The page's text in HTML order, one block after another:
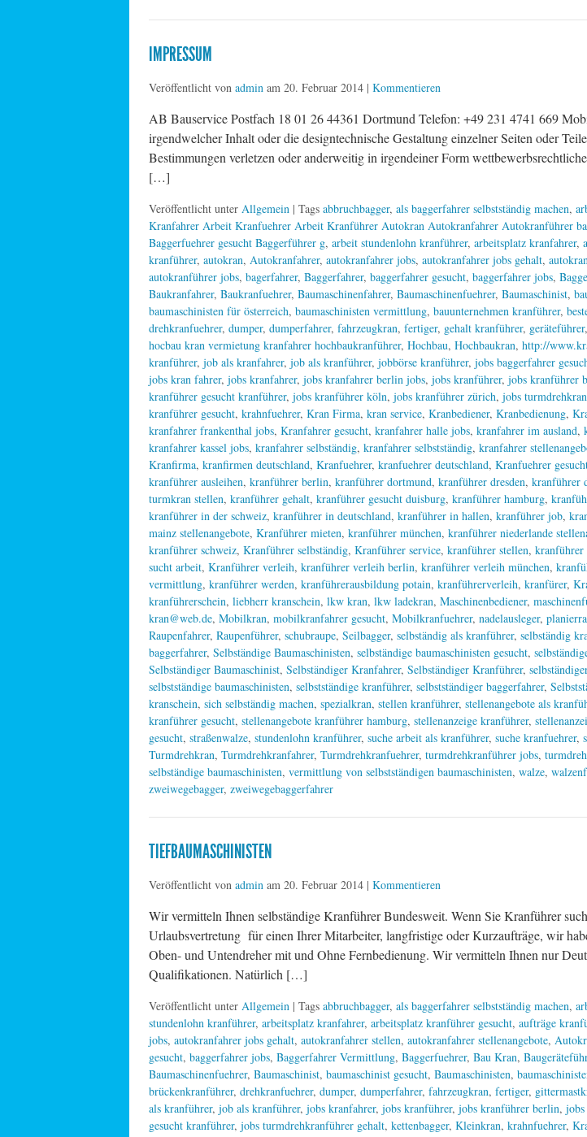
IMPRESSUM
Veröffentlicht von admin am 20. Februar 2014| Kommentieren
AB Bauservice Postfach 18 01 26 44361 Dortmund Telefon: +49 231 4741 669
irgendwelcher Inhalt oder die designtechnische Gestaltung einzelner Seiten oder
Bestimmungen verletzen oder anderweitig in irgendeiner Form
[…]
Veröffentlicht unter Allgemein | Tags abbruchbagger, als baggerfahrer selbstständig machen,
Kranfahrer Arbeit Kranfuehrer Arbeit Kranführer Autokran Autokranfahrer Autokranführer
Baggerfuehrer gesucht Baggerführer g, arbeit stundenlohn kranführer, arbeitsplatz kranfahrer,
kranführer, autokran, Autokranfahrer, autokranfahrer jobs, autokranfahrer jobs gehalt,
autokranführer jobs, bagerfahrer, Baggerfahrer, baggerfahrer gesucht, baggerfahrer jobs,
Baukranfahrer, Baukranfuehrer, Baumaschinenfahrer, Baumaschinenfuehrer, Baumaschinist,
baumaschinisten für österreich, baumaschinisten vermittlung, bauunternehmen kranführer,
drehkranfuehrer, dumper, dumperfahrer, fahrzeugkran, fertiger, gehalt kranführer, geräteführer,
hocbau kran vermietung kranfahrer hochbaukranführer, Hochbau, Hochbaukran, http://
kranführer, job als kranfahrer, job als kranführer, jobbörse kranführer, jobs baggerfahrer
jobs kran fahrer, jobs kranfahrer, jobs kranfahrer berlin jobs, jobs kranführer, jobs kranführer
kranführer gesucht kranführer, jobs kranführer köln, jobs kranführer zürich, jobs
kranführer gesucht, krahnfuehrer, Kran Firma, kran service, Kranbediener, Kranbedienung,
kranfahrer frankenthal jobs, Kranfahrer gesucht, kranfahrer halle jobs, kranfahrer im ausland,
kranfahrer kassel jobs, kranfahrer selbständig, kranfahrer selbstständig, kranfahrer
Kranfirma, kranfirmen deutschland, Kranfuehrer, kranfuehrer deutschland, Kranfuehrer
kranführer ausleihen, kranführer berlin, kranführer dortmund, kranführer dresden, kranführer
turmkran stellen, kranführer gehalt, kranführer gesucht duisburg, kranführer hamburg,
kranführer in der schweiz, kranführer in deutschland, kranführer in hallen, kranführer job,
mainz stellenangebote, Kranführer mieten, kranführer münchen, kranführer niederlande
kranführer schweiz, Kranführer selbständig, Kranführer service, kranführer stellen, kranführer
sucht arbeit, Kranführer verleih, kranführer verleih berlin, kranführer verleih münchen,
vermittlung, kranführer werden, kranführerausbildung potain, kranführerverleih, kranfürer,
kranführerschein, liebherr kranschein, lkw kran, lkw ladekran, Maschinenbediener,
kran@web.de, Mobilkran, mobilkranfahrer gesucht, Mobilkranfuehrer, nadelausleger,
Raupenfahrer, Raupenführer, schubraupe, Seilbagger, selbständig als kranführer, selbständig
baggerfahrer, Selbständige Baumaschinisten, selbständige baumaschinisten gesucht,
Selbständiger Baumaschinist, Selbständiger Kranfahrer, Selbständiger Kranführer,
selbstständige baumaschinisten, selbstständige kranführer, selbstständiger baggerfahrer,
kranschein, sich selbständig machen, spezialkran, stellen kranführer, stellenangebote als
kranführer gesucht, stellenangebote kranführer hamburg, stellenanzeige kranführer,
gesucht, straßenwalze, stundenlohn kranführer, suche arbeit als kranführer, suche kranfuehrer,
Turmdrehkran, Turmdrehkranfahrer, Turmdrehkranfuehrer, turmdrehkranführer jobs,
selbständige baumaschinisten, vermittlung von selbstständigen baumaschinisten, walze,
zweiwegebagger, zweiwegebaggerfahrer
TIEFBAUMASCHINISTEN
Veröffentlicht von admin am 20. Februar 2014| Kommentieren
Wir vermitteln Ihnen selbständige Kranführer Bundesweit. Wenn Sie Kranführer
Urlaubsvertretung für einen Ihrer Mitarbeiter, langfristige oder Kurzaufträge, wir
Oben- und Untendreher mit und Ohne Fernbedienung. Wir vermitteln Ihnen nur
Qualifikationen. Natürlich […]
Veröffentlicht unter Allgemein | Tags abbruchbagger, als baggerfahrer selbstständig machen,
stundenlohn kranführer, arbeitsplatz kranfahrer, arbeitsplatz kranführer gesucht, aufträge
jobs, autokranfahrer jobs gehalt, autokranfahrer stellen, autokranfahrer stellenangebote,
gesucht, baggerfahrer jobs, Baggerfahrer Vermittlung, Baggerfuehrer, Bau Kran,
Baumaschinenfuehrer, Baumaschinist, baumaschinist gesucht, Baumaschinisten,
brückenkranführer, drehkranfuehrer, dumper, dumperfahrer, fahrzeugkran, fertiger,
als kranführer, job als kranführer, jobs kranfahrer, jobs kranführer, jobs kranführer berlin,
gesucht kranführer, jobs turmdrehkranführer gehalt, kettenbagger, Kleinkran, krahnfuehrer,